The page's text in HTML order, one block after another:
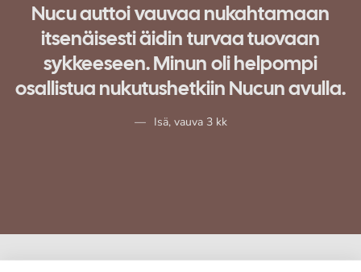
Nucu auttoi vauvaa nukahtamaan
itsenäisesti äidin turvaa tuovaan
sykkeeseen. Minun oli helpompi
osallistua nukutushetkiin Nucun avulla.
Isä, vauva 3 kk